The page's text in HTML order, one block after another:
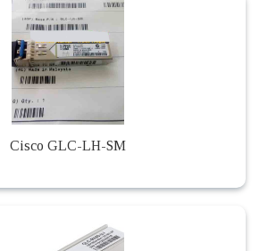
Cisco GLC-LH-SM